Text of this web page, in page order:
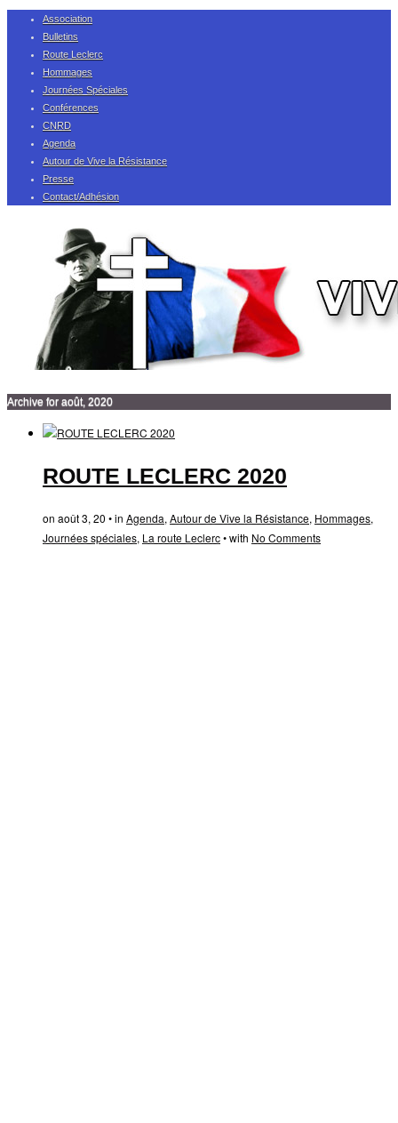
Association
Bulletins
Route Leclerc
Hommages
Journées Spéciales
Conférences
CNRD
Agenda
Autour de Vive la Résistance
Presse
Contact/Adhésion
Archive for août, 2020
ROUTE LECLERC 2020
on août 3, 20 • in Agenda, Autour de Vive la Résistance, Hommages,
Journées spéciales, La route Leclerc• with No Comments